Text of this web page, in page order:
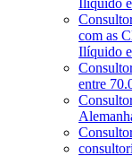
com as
Ilíquido
entre